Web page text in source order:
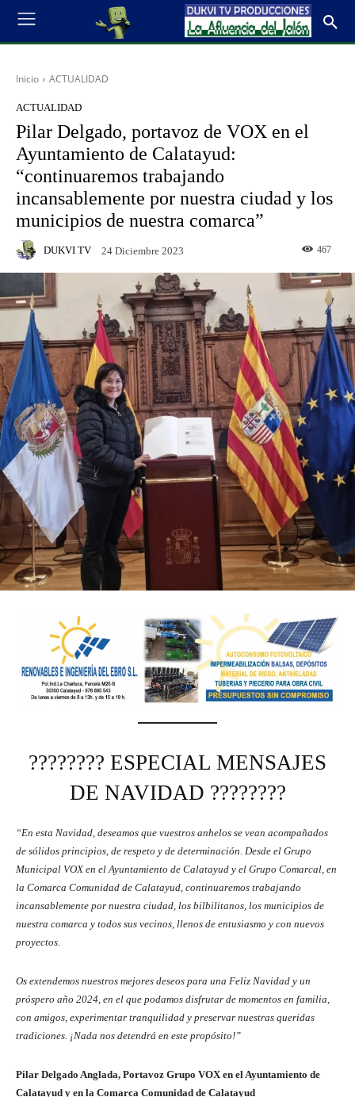
Inicio ACTUALIDAD
ACTUALIDAD
Pilar Delgado, portavoz de VOX en el
Ayuntamiento de Calatayud:
“continuaremos trabajando
incansablemente por nuestra ciudad y los
municipios de nuestra comarca”
DUKVI TV 24 Diciembre 2023 467
????????️ ESPECIAL MENSAJES
DE NAVIDAD ????️????
“En esta Navidad, deseamos que vuestros anhelos se vean acompañados
de sólidos principios, de respeto y de determinación. Desde el Grupo
Municipal VOX en el Ayuntamiento de Calatayud y el Grupo Comarcal, en
la Comarca Comunidad de Calatayud, continuaremos trabajando
incansablemente por nuestra ciudad, los bilbilitanos, los municipios de
nuestra comarca y todos sus vecinos, llenos de entusiasmo y con nuevos
proyectos.
Os extendemos nuestros mejores deseos para una Feliz Navidad y un
próspero año 2024, en el que podamos disfrutar de momentos en familia,
con amigos, experimentar tranquilidad y preservar nuestras queridas
tradiciones. ¡Nada nos detendrá en este propósito!”
Pilar Delgado Anglada, Portavoz Grupo VOX en el Ayuntamiento de
Calatayud y en la Comarca Comunidad de Calatayud